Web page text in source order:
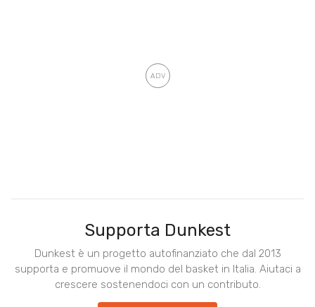
Supporta Dunkest
Dunkest è un progetto autofinanziato che dal 2013
supporta e promuove il mondo del basket in Italia. Aiutaci a
crescere sostenendoci con un contributo.